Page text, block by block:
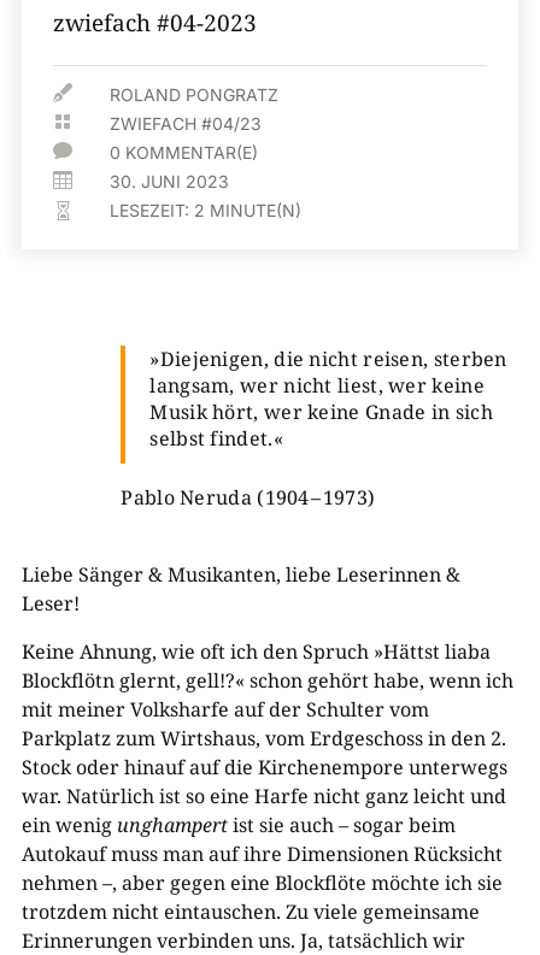
zwiefach #04-2023
 ROLAND PONGRATZ
 ZWIEFACH #04/23
 0 KOMMENTAR(E)
 30. JUNI 2023
 LESEZEIT: 2 MINUTE(N)
»Diejenigen, die nicht reisen, sterben
langsam, wer nicht liest, wer keine
Musik hört, wer keine Gnade in sich
selbst findet.«
Pablo Neruda (1904 – 1973)
Liebe Sänger & ­Musikanten, liebe Leserinnen &
Leser!
Keine Ahnung, wie oft ich den Spruch »Hättst liaba
Blockflötn glernt, gell!?« schon gehört habe, wenn ich
mit meiner Volksharfe auf der Schulter vom
Parkplatz zum Wirtshaus, vom Erdgeschoss in den 2.
Stock oder hinauf auf die Kirchenempore unterwegs
war. Natürlich ist so eine Harfe nicht ganz leicht und
ein wenig unghampertist sie auch – sogar beim
Autokauf muss man auf ihre Dimensionen Rücksicht
nehmen –, aber gegen eine Blockflöte möchte ich sie
trotzdem nicht eintauschen. Zu viele gemeinsame
Erinnerungen verbinden uns. Ja, tatsächlich wir